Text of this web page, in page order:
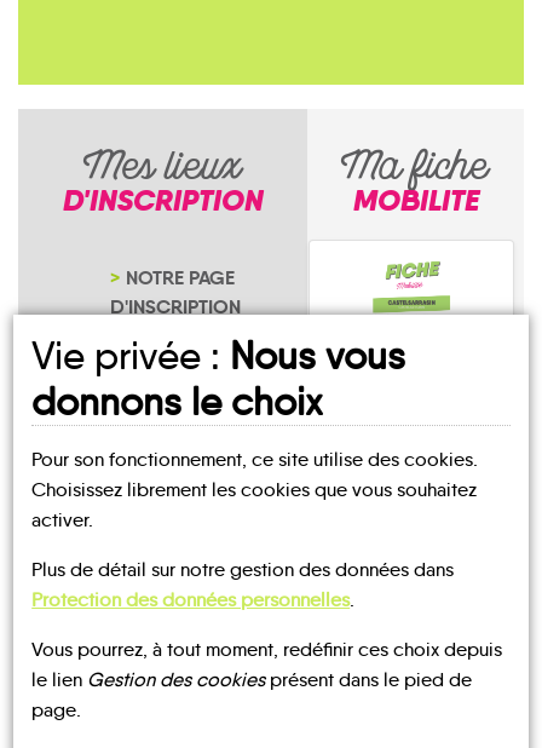
Mes lieux
D'INSCRIPTION
NOTRE PAGE
D'INSCRIPTION
Ma fiche
MOBILITE
Les Rousses
UN AVIS, UN TÉMOIGNAGE
Vie privée : Nous vous
donnons le choix
Pour son fonctionnement, ce site utilise des cookies.
Choisissez librement les cookies que vous souhaitez
activer.
Plus de détail sur notre gestion des données dans
Protection des données personnelles.
Vous pourrez, à tout moment, redéfinir ces choix depuis
le lien Gestion des cookiesprésent dans le pied de
page.